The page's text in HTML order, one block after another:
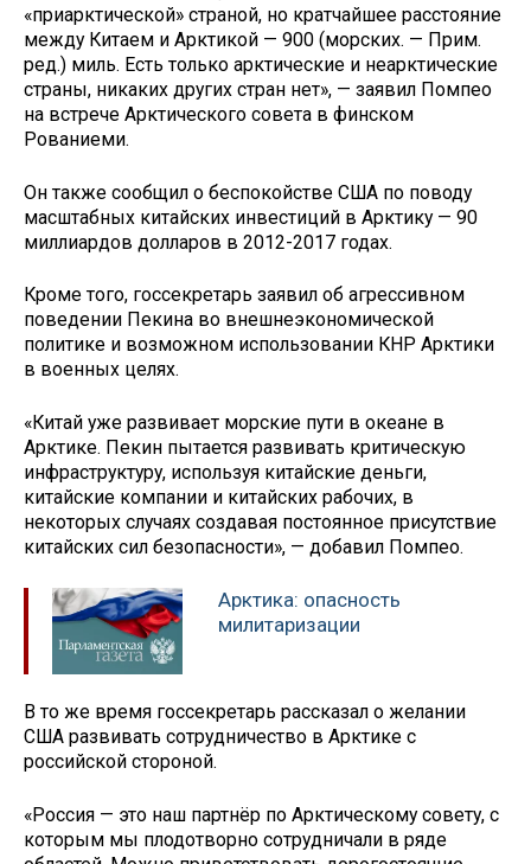
«приарктической» страной, но кратчайшее расстояние
между Китаем и Арктикой — 900 (морских. — Прим.
ред.) миль. Есть только арктические и неарктические
страны, никаких других стран нет», — заявил Помпео
на встрече Арктического совета в финском
Рованиеми.
Он также сообщил о беспокойстве США по поводу
масштабных китайских инвестиций в Арктику — 90
миллиардов долларов в 2012-2017 годах.
Кроме того, госсекретарь заявил об агрессивном
поведении Пекина во внешнеэкономической
политике и возможном использовании КНР Арктики
в военных целях.
«Китай уже развивает морские пути в океане в
Арктике. Пекин пытается развивать критическую
инфраструктуру, используя китайские деньги,
китайские компании и китайских рабочих, в
некоторых случаях создавая постоянное присутствие
китайских сил безопасности», — добавил Помпео.
Арктика: опасность
милитаризации
В то же время госсекретарь рассказал о желании
США развивать сотрудничество в Арктике с
российской стороной.
«Россия — это наш партнёр по Арктическому совету, с
которым мы плодотворно сотрудничали в ряде